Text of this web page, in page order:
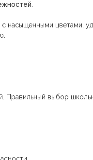
насыщенными цветами,
Правильный выбор